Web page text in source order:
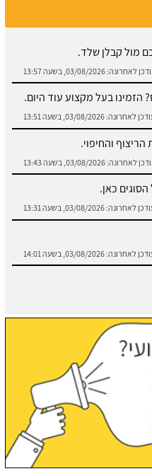
לאחרונה:03/08/2026, בשעה 13:57
הזמינו בעל מקצוע עוד היום.
לאחרונה:03/08/2026, בשעה 13:51
והחיפוי.
לאחרונה:03/08/2026, בשעה 13:43
כאן.
לאחרונה: 03/08/2026, בשעה 13:31